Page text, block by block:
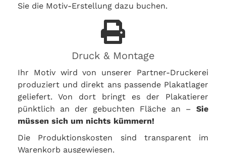
Sie die Motiv-Erstellung dazu buchen.
Druck & Montage
Ihr Motiv wird von unserer Partner-Druckerei
produziert und direkt ans passende Plakatlager
geliefert. Von dort bringt es der Plakatierer
pünktlich an der gebuchten Fläche an – Sie
müssen sich um nichts kümmern!
Die Produktionskosten sind transparent im
Warenkorb ausgewiesen.